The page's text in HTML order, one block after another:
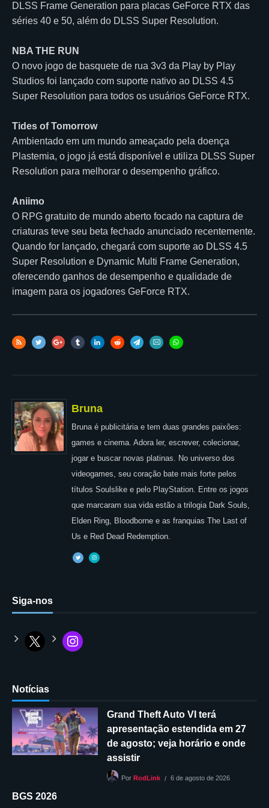
DLSS Frame Generation para placas GeForce RTX das
séries 40 e 50, além do DLSS Super Resolution.
NBA THE RUN
O novo jogo de basquete de rua 3v3 da Play by Play
Studios foi lançado com suporte nativo ao DLSS 4.5
Super Resolution para todos os usuários GeForce RTX.
Tides of Tomorrow
Ambientado em um mundo ameaçado pela doença
Plastemia, o jogo já está disponível e utiliza DLSS Super
Resolution para melhorar o desempenho gráfico.
Aniimo
O RPG gratuito de mundo aberto focado na captura de
criaturas teve seu beta fechado anunciado recentemente.
Quando for lançado, chegará com suporte ao DLSS 4.5
Super Resolution e Dynamic Multi Frame Generation,
oferecendo ganhos de desempenho e qualidade de
imagem para os jogadores GeForce RTX.
Bruna
Bruna é publicitária e tem duas grandes paixões:
games e cinema. Adora ler, escrever, colecionar,
jogar e buscar novas platinas. No universo dos
videogames, seu coração bate mais forte pelos
títulos Soulslike e pelo PlayStation. Entre os jogos
que marcaram sua vida estão a trilogia Dark Souls,
Elden Ring, Bloodborne e as franquias The Last of
Us e Red Dead Redemption.
Siga-nos
Notícias
Grand Theft Auto VI terá
apresentação estendida em 27
de agosto; veja horário e onde
assistir
Por RodLink 6 de agosto de 2026
BGS 2026